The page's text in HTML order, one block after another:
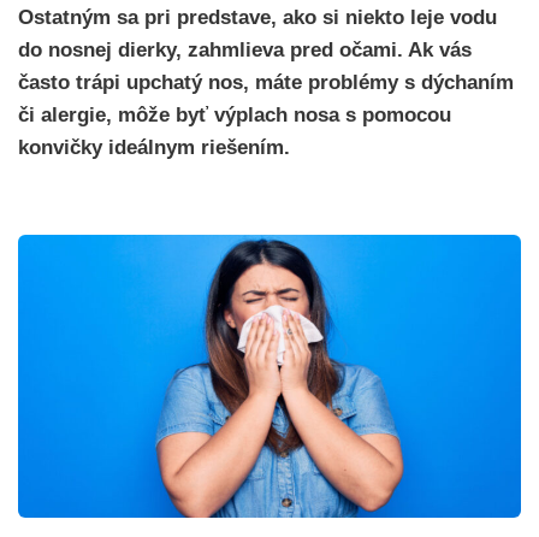
Ostatným sa pri predstave, ako si niekto leje vodu
do nosnej dierky, zahmlieva pred očami. Ak vás
často trápi upchatý nos, máte problémy s dýchaním
či alergie, môže byť výplach nosa s pomocou
konvičky ideálnym riešením.